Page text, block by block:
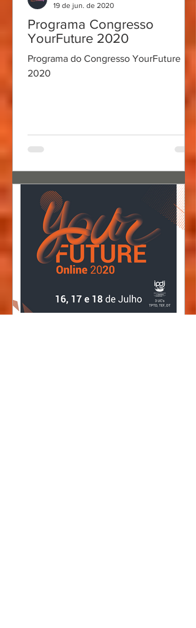
Programa Congresso
YourFuture 2020
Programa do Congresso YourFuture
2020
19 de jun. de 2020